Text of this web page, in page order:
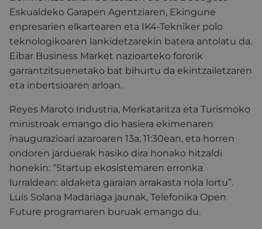
Eskualdeko Garapen Agentziaren, Ekingune
enpresarien elkartearen eta IK4-Tekniker polo
teknologikoaren lankidetzarekin batera antolatu da.
Eibar Business Market nazioarteko fororik
garrantzitsuenetako bat bihurtu da ekintzailetzaren
eta inbertsioaren arloan.
Reyes Maroto Industria, Merkataritza eta Turismoko
ministroak emango dio hasiera ekimenaren
inaugurazioari azaroaren 13a, 11:30ean, eta horren
ondoren jarduerak hasiko dira honako hitzaldi
honekin: “Startup ekosistemaren erronka
lurraldean: aldaketa garaian arrakasta nola lortu”.
Luis Solana Madariaga jaunak, Telefonika Open
Future programaren buruak emango du.